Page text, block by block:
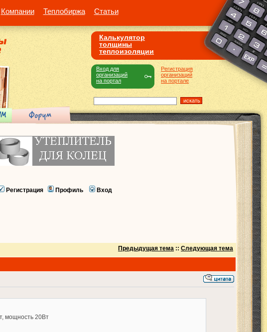
Компании Теплобиржа Статьи
Калькулятор
толщины
теплоизоляции
Регистрация
организаций
на портале
Вход для
организаций
на портал
Регистрация Профиль Вход
Предыдущая тема :: Следующая тема
мощность 20Вт